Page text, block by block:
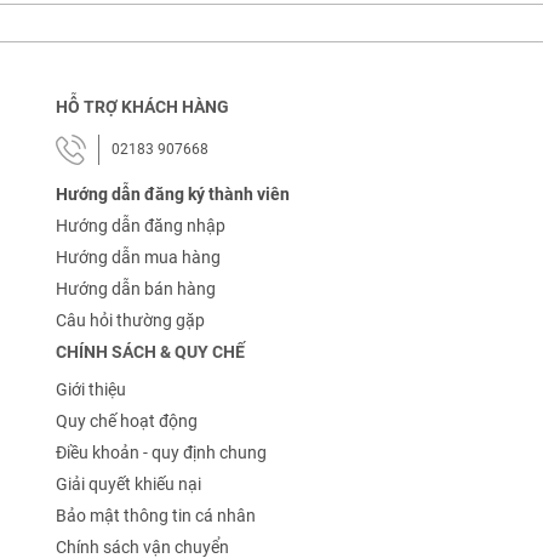
HỖ TRỢ KHÁCH HÀNG
02183 907668
Hướng dẫn đăng ký thành viên
Hướng dẫn đăng nhập
Hướng dẫn mua hàng
Hướng dẫn bán hàng
Câu hỏi thường gặp
CHÍNH SÁCH & QUY CHẾ
Giới thiệu
Quy chế hoạt động
Điều khoản - quy định chung
Giải quyết khiếu nại
Bảo mật thông tin cá nhân
Chính sách vận chuyển